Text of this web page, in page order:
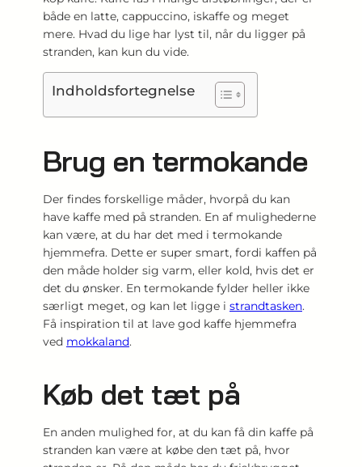
både en latte, cappuccino, iskaffe og meget
mere. Hvad du lige har lyst til, når du ligger på
stranden, kan kun du vide.
Indholdsfortegnelse
Brug en termokande
Der findes forskellige måder, hvorpå du kan
have kaffe med på stranden. En af mulighederne
kan være, at du har det med i termokande
hjemmefra. Dette er super smart, fordi kaffen på
den måde holder sig varm, eller kold, hvis det er
det du ønsker. En termokande fylder heller ikke
særligt meget, og kan let ligge i strandtasken.
Få inspiration til at lave god kaffe hjemmefra
ved mokkaland.
Køb det tæt på
En anden mulighed for, at du kan få din kaffe på
stranden kan være at købe den tæt på, hvor